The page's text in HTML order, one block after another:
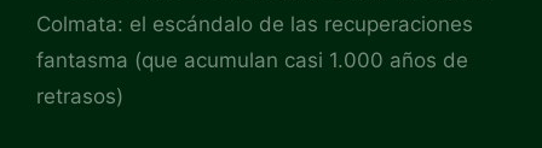
Colmata: el escándalo de las recuperaciones
fantasma (que acumulan casi 1.000 años de
retrasos)